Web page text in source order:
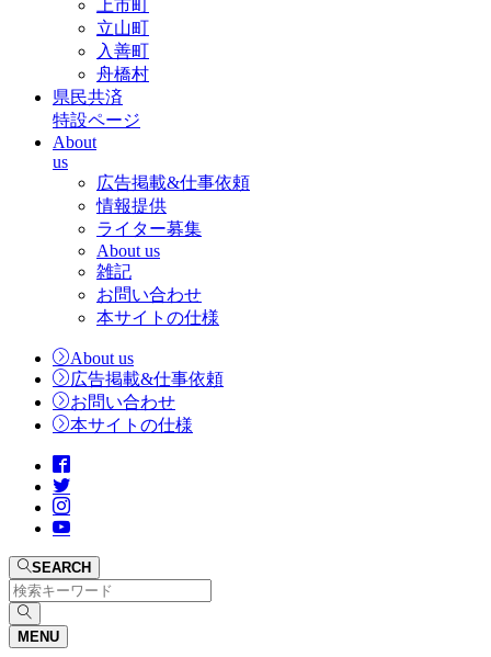
上市町
立山町
入善町
舟橋村
県民共済
特設ページ
About
us
広告掲載&仕事依頼
情報提供
ライター募集
About us
雑記
お問い合わせ
本サイトの仕様
About us
広告掲載&仕事依頼
お問い合わせ
本サイトの仕様
SEARCH
MENU